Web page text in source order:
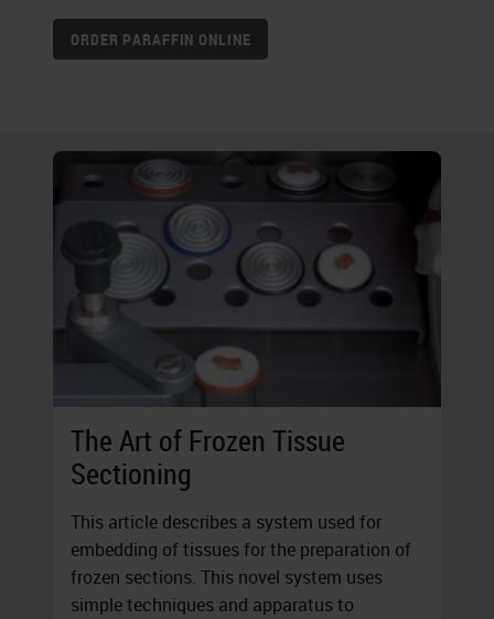
ORDER PARAFFIN ONLINE
The Art of Frozen Tissue
Sectioning
This article describes a system used for
embedding of tissues for the preparation of
frozen sections. This novel system uses
simple techniques and apparatus to